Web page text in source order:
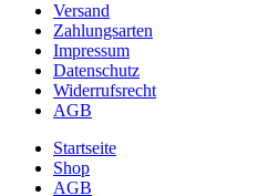
Versand
Zahlungsarten
Impressum
Datenschutz
Widerrufsrecht
AGB
Startseite
Shop
AGB